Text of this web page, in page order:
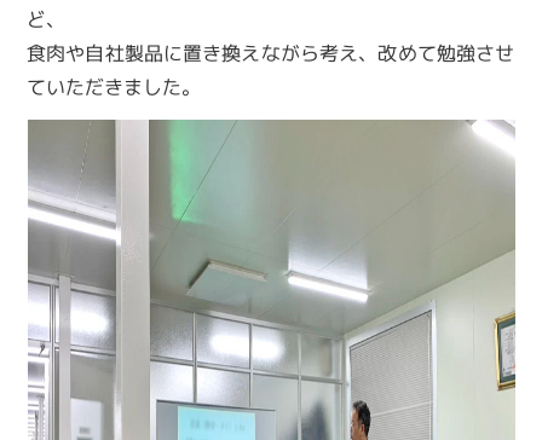
ど、
食肉や自社製品に置き換えながら考え、改めて勉強させ
ていただきました。